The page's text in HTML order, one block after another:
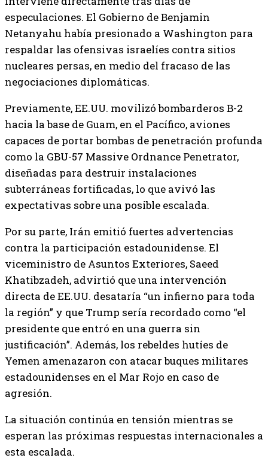
especulaciones. El Gobierno de Benjamin
Netanyahu había presionado a Washington para
respaldar las ofensivas israelíes contra sitios
nucleares persas, en medio del fracaso de las
negociaciones diplomáticas.
Previamente, EE.UU. movilizó bombarderos B-2
hacia la base de Guam, en el Pacífico, aviones
capaces de portar bombas de penetración profunda
como la GBU-57 Massive Ordnance Penetrator,
diseñadas para destruir instalaciones
subterráneas fortificadas, lo que avivó las
expectativas sobre una posible escalada.
Por su parte, Irán emitió fuertes advertencias
contra la participación estadounidense. El
viceministro de Asuntos Exteriores, Saeed
Khatibzadeh, advirtió que una intervención
directa de EE.UU. desataría “un infierno para toda
la región” y que Trump sería recordado como “el
presidente que entró en una guerra sin
justificación”. Además, los rebeldes hutíes de
Yemen amenazaron con atacar buques militares
estadounidenses en el Mar Rojo en caso de
agresión.
La situación continúa en tensión mientras se
esperan las próximas respuestas internacionales a
esta escalada.